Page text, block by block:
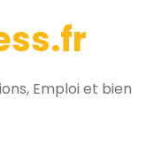
Emploi et bien